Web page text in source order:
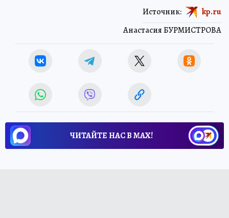
Анастасия БУРМИСТРОВА
Источник: kp.ru
ЧИТАЙТЕ НАС В МАХ!